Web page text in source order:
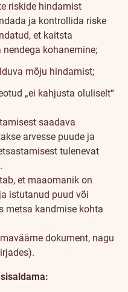
riskide hindamist
ja kontrollida riske
et kaitsta
kohanemine;
mõju hindamist;
„ei kahjusta oluliselt“
saadava
arvesse puude ja
tulenevat
et maaomanik on
istutanud puud või
metsa kandmise kohta
dokument, nagu